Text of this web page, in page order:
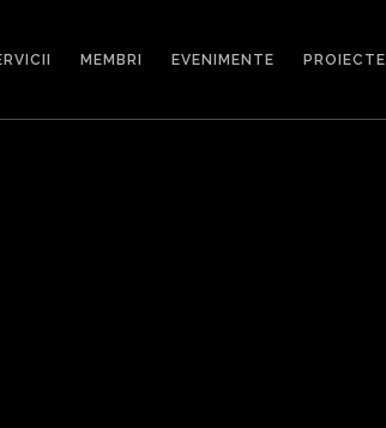
MEMBRI EVENIMENTE PROIECTE